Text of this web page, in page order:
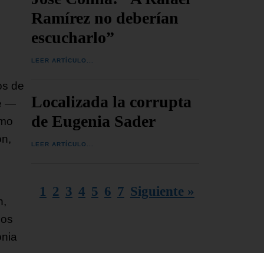
de
—
Ramírez no deberían
escucharlo”
LEER ARTÍCULO...
Localizada la corrupta
de Eugenia Sader
LEER ARTÍCULO...
1 2 3 4 5 6 7 Siguiente »